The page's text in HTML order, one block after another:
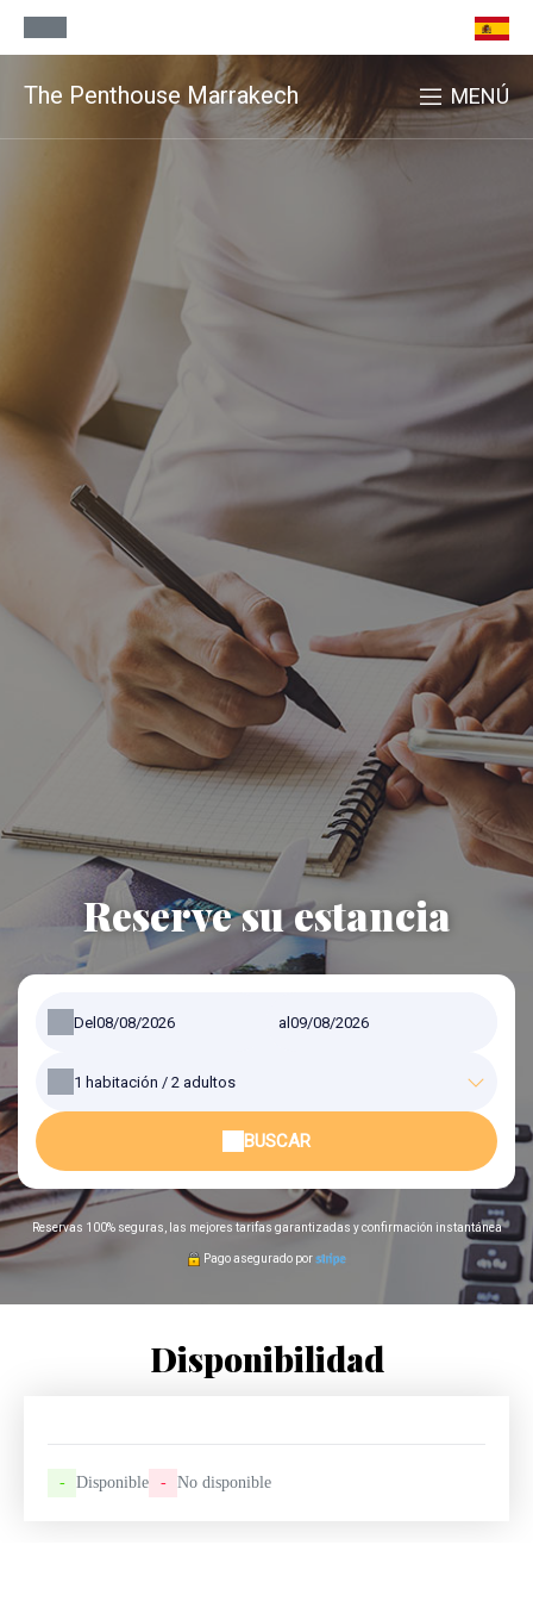
The Penthouse Marrakech MENÚ
Reserve su estancia
Del al
1 habitación / 2 adultos
BUSCAR
Reservas 100% seguras, las mejores tarifas garantizadas y confirmación instantánea
Pago asegurado por
Disponibilidad
- Disponible - No disponible